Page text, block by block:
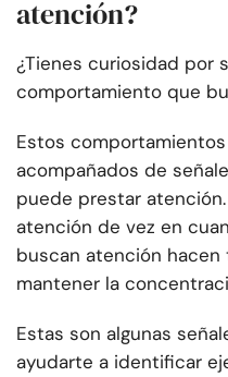
atención?
¿Tienes curiosidad por
comportamiento que
Estos
acompañados de
puede prestar
atención de vez en
buscan atención
mantener la
Estas son algunas
ayudarte a identificar